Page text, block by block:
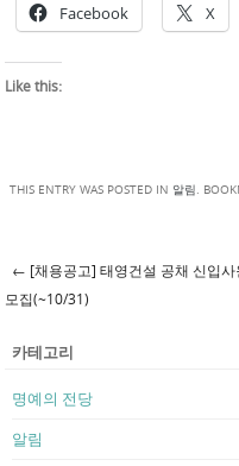
Facebook X
Like this:
THIS ENTRY WAS POSTED IN 알림.
Post navigation
← [채용공고] 태영건설 공채 신입사
모집(~10/31)
카테고리
명예의 전당
알림